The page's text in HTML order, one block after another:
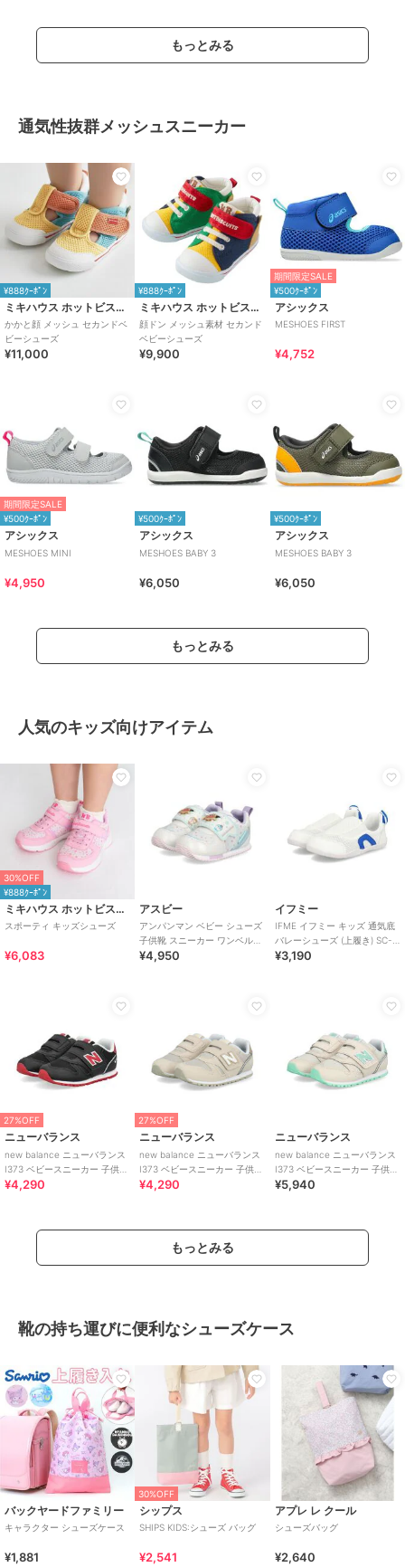
もっとみる
通気性抜群メッシュスニーカー
¥888ｸｰﾎﾟﾝ
ミキハウス ホットビスケッツ
かかと顔 メッシュ セカンドベ
ビーシューズ
¥11,000
¥888ｸｰﾎﾟﾝ
ミキハウス ホットビスケッツ
顔ドン メッシュ素材 セカンド
ベビーシューズ
¥9,900
期間限定SALE
¥500ｸｰﾎﾟﾝ
アシックス
MESHOES FIRST
¥4,752
期間限定SALE
¥500ｸｰﾎﾟﾝ
アシックス
MESHOES MINI
¥4,950
¥500ｸｰﾎﾟﾝ
アシックス
MESHOES BABY 3
¥6,050
¥500ｸｰﾎﾟﾝ
アシックス
MESHOES BABY 3
¥6,050
もっとみる
人気のキッズ向けアイテム
30%OFF
¥888ｸｰﾎﾟﾝ
ミキハウス ホットビスケッツ
スポーティ キッズシューズ
¥6,083
アスビー
アンパンマン ベビー シューズ
子供靴 スニーカー ワンベルト
AP B62
¥4,950
イフミー
IFME イフミー キッズ 通気底
バレーシューズ (上履き) SC-
0002
¥3,190
27%OFF
ニューバランス
new balance ニューバランス
I373 ベビースニーカー 子供靴
ワンベルト
¥4,290
27%OFF
ニューバランス
new balance ニューバランス
I373 ベビースニーカー 子供靴
ワンベルト
¥4,290
ニューバランス
new balance ニューバランス
I373 ベビースニーカー 子供靴
ワンベルト
¥5,940
もっとみる
靴の持ち運びに便利なシューズケース
バックヤードファミリー
キャラクター シューズケース
¥1,881
30%OFF
シップス
SHIPS KIDS:シューズ バッグ
¥2,541
アプレ レ クール
シューズバッグ
¥2,640